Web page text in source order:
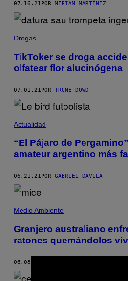
07.16.21 POR MIRIAM MARTÍNEZ
Drogas
TikToker se droga
olfatear flor alucinógena
07.01.21POR TRONE DOWD
Actualidad
“El Pájaro de
amateur argentino más
06.21.21 POR GABRIEL DÁVILA
Medio Ambiente
Granjero australiano
ratones quemándolos
06.08.21